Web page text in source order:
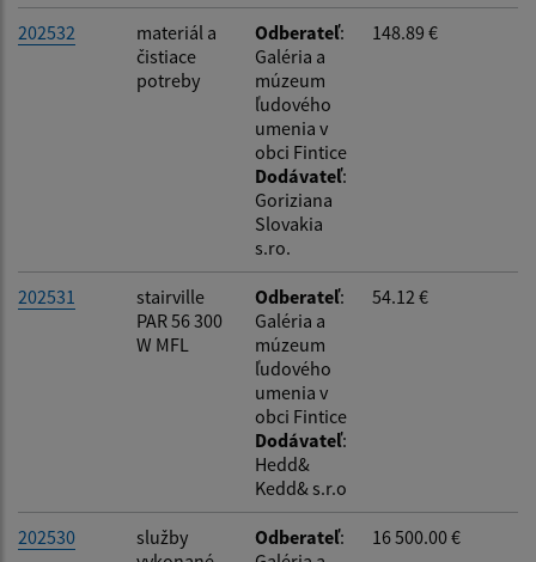
202532
materiál a
čistiace
potreby
Odberateľ:
Galéria a
múzeum
ľudového
umenia v
obci Fintice
Dodávateľ:
Goriziana
Slovakia
s.ro.
148.89 €
202531
stairville
PAR 56 300
W MFL
Odberateľ:
Galéria a
múzeum
ľudového
umenia v
obci Fintice
Dodávateľ:
Hedd&
Kedd& s.r.o
54.12 €
202530
služby
Odberateľ:
16 500.00 €